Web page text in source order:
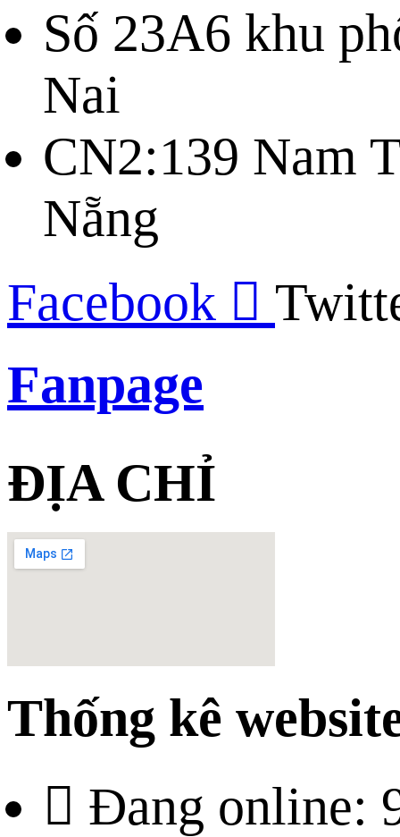
Số 23A6 khu
Nai
CN2:139 Nam
Nẵng
Facebook
Fanpage
ĐỊA CHỈ
Thống kê
Đang online: